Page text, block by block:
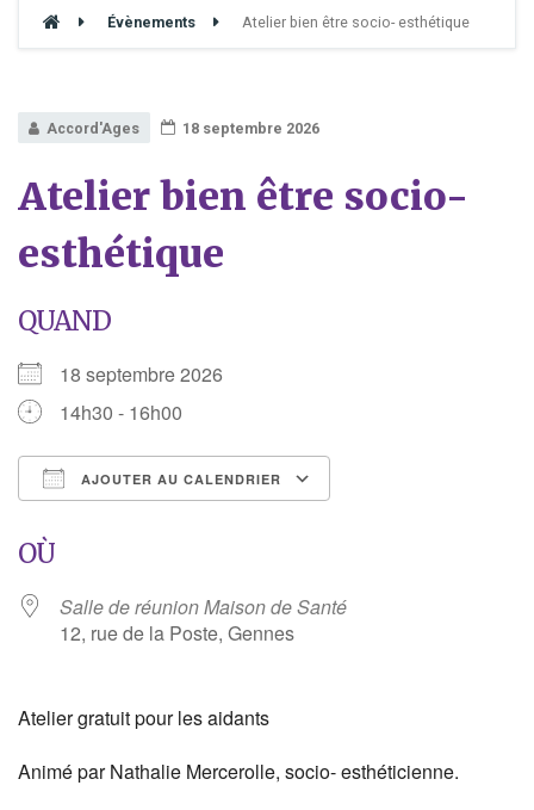
Évènements Atelier bien être socio- esthétique
Accord'Ages 18 septembre 2026
Atelier bien être socio-
esthétique
QUAND
18 septembre 2026
14h30 - 16h00
AJOUTER AU CALENDRIER
OÙ
Salle de réunion Maison de Santé
12, rue de la Poste, Gennes
Atelier gratuit pour les aidants
Animé par Nathalie Mercerolle, socio- esthéticienne.